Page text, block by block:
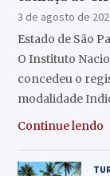
3 de agosto de
Estado de São
O Instituto
concedeu o
modalidade
Continue lendo